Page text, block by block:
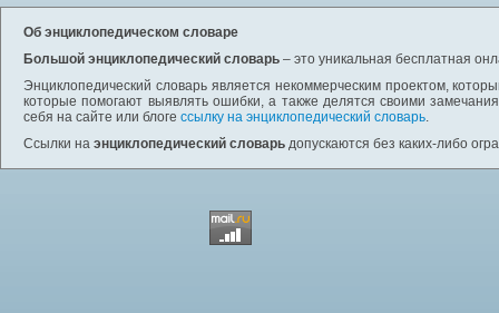
Об энциклопедическом словаре
Большой энциклопедический словарь – это уникальная бесплатная
Энциклопедический словарь является некоммерческим проектом,
которые помогают выявлять ошибки, а также делятся своими
себя на сайте или блоге ссылку на энциклопедический словарь.
Ссылки на энциклопедический словарь допускаются без каких-либо